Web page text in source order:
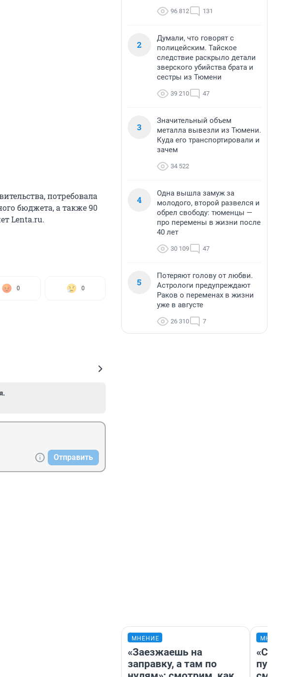
потребовала
бюджета, а также 90
Lenta.ru.
0 0
Отправить
96 812 131
2
Думали, что говорят с
полицейским. Тайское
следствие раскрыло детали
зверского убийства брата и
сестры из Тюмени
39 210 47
3
Значительный объем
металла вывезли из Тюмени.
Куда его транспортировали и
зачем
34 522
4
Одна вышла замуж за
молодого, второй развелся и
обрел свободу: тюменцы —
про перемены в жизни после
40 лет
30 109 47
5
Потеряют голову от любви.
Астрологи предупреждают
Раков о переменах в жизни
уже в августе
26 310 7
МНЕНИЕ
«Заезжаешь на
заправку, а там по